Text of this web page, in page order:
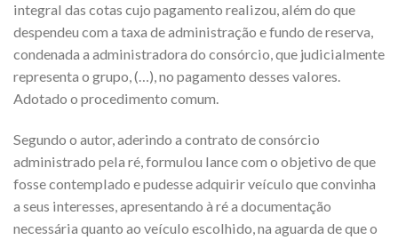
integral das cotas cujo pagamento realizou, além do que
despendeu com a taxa de administração e fundo de reserva,
condenada a administradora do consórcio, que judicialmente
representa o grupo, (…), no pagamento desses valores.
Adotado o procedimento comum.
Segundo o autor, aderindo a contrato de consórcio
administrado pela ré, formulou lance com o objetivo de que
fosse contemplado e pudesse adquirir veículo que convinha
a seus interesses, apresentando à ré a documentação
necessária quanto ao veículo escolhido, na aguarda de que o